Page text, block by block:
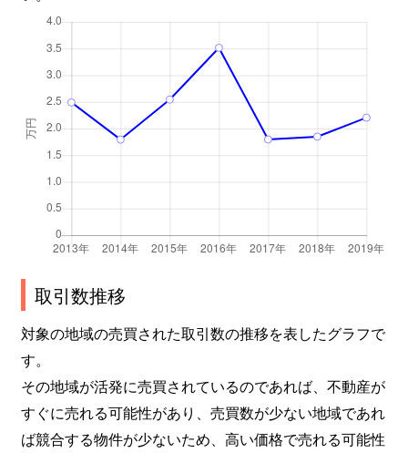
取引数推移
対象の地域の売買された取引数の推移を表したグラフで
す。
その地域が活発に売買されているのであれば、不動産が
すぐに売れる可能性があり、売買数が少ない地域であれ
ば競合する物件が少ないため、高い価格で売れる可能性